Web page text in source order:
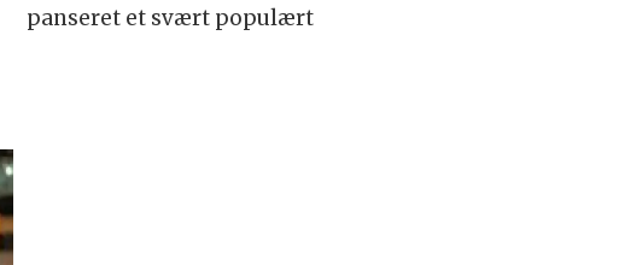
panseret et svært populært